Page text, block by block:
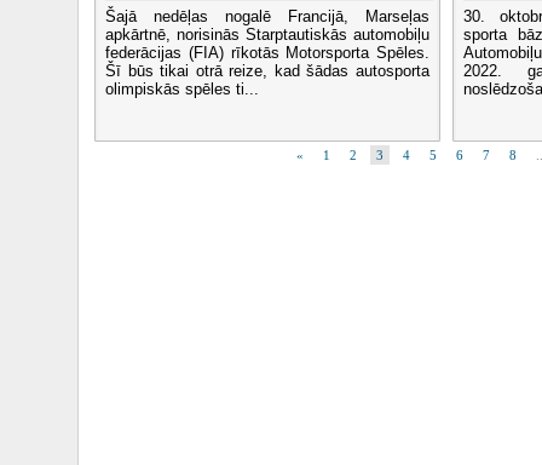
Šajā nedēļas nogalē Francijā, Marseļas
apkārtnē, norisinās Starptautiskās automobiļu
federācijas (FIA) rīkotās Motorsporta Spēles.
Šī būs tikai otrā reize, kad šādas autosporta
olimpiskās spēles ti...
30.
sporta
2022.
« 1 2 3 4 5 6 7 8